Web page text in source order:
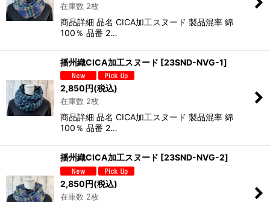
在庫数 2枚
商品詳細 品名 CICA加工スヌード 製品混率 綿
100％ 品番 2…
播州織CICA加工スヌード [23SND-NVG-1]
2,850円(税込)
在庫数 2枚
商品詳細 品名 CICA加工スヌード 製品混率 綿
100％ 品番 2…
播州織CICA加工スヌード [23SND-NVG-2]
2,850円(税込)
在庫数 2枚